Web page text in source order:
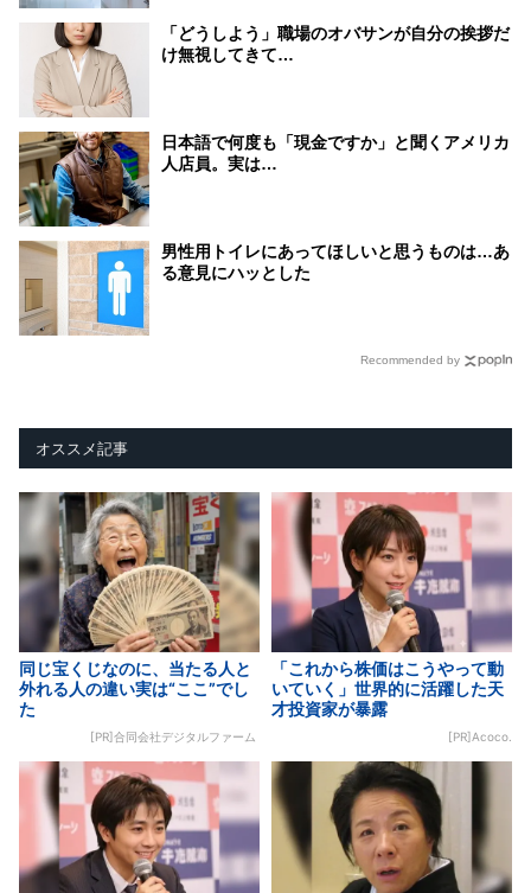
「どうしよう」職場のオバサンが自分の挨拶だ
け無視してきて…
日本語で何度も「現金ですか」と聞くアメリカ
人店員。実は…
男性用トイレにあってほしいと思うものは…あ
る意見にハッとした
Recommended by
オススメ記事
同じ宝くじなのに、当たる人と
外れる人の違い実は“ここ”でし
た
[PR]合同会社デジタルファーム
「これから株価はこうやって動
いていく」世界的に活躍した天
才投資家が暴露
[PR]Acoco.